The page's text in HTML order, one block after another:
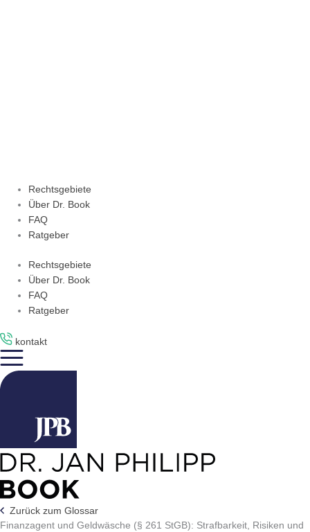
Rechtsgebiete
Über Dr. Book
FAQ
Ratgeber
Rechtsgebiete
Über Dr. Book
FAQ
Ratgeber
kontakt
Zurück zum Glossar
Finanzagent und Geldwäsche (§ 261 StGB): Strafbarkeit, Risiken und